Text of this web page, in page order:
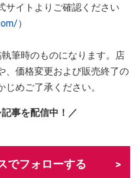
サイトよりご確認ください
）
筆時のものになります。店
、価格変更および販売終了の
めご了承ください。
事を配信中！／
でフォローする